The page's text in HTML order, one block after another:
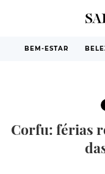
BEM-ESTAR
Corfu: férias